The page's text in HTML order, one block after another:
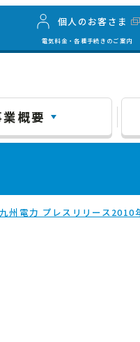
個人のお客さま
電気料金・各種手続きのご案内
概要
九州電力 プレスリリース2010